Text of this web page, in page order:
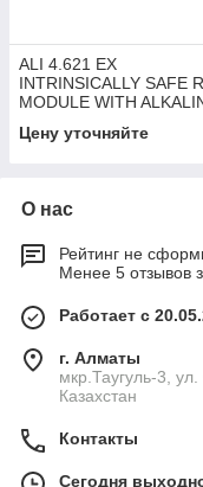
ALI 4.621 EX
INTRINSICALLY SAFE
MODULE WITH
MANGAN BATTERY
Цену уточняйте
О нас
Рейтинг не
Менее 5 отзывов
Работает с
г. Алматы
мкр.Таугуль-3,
Казахстан
Контакты
Сегодня